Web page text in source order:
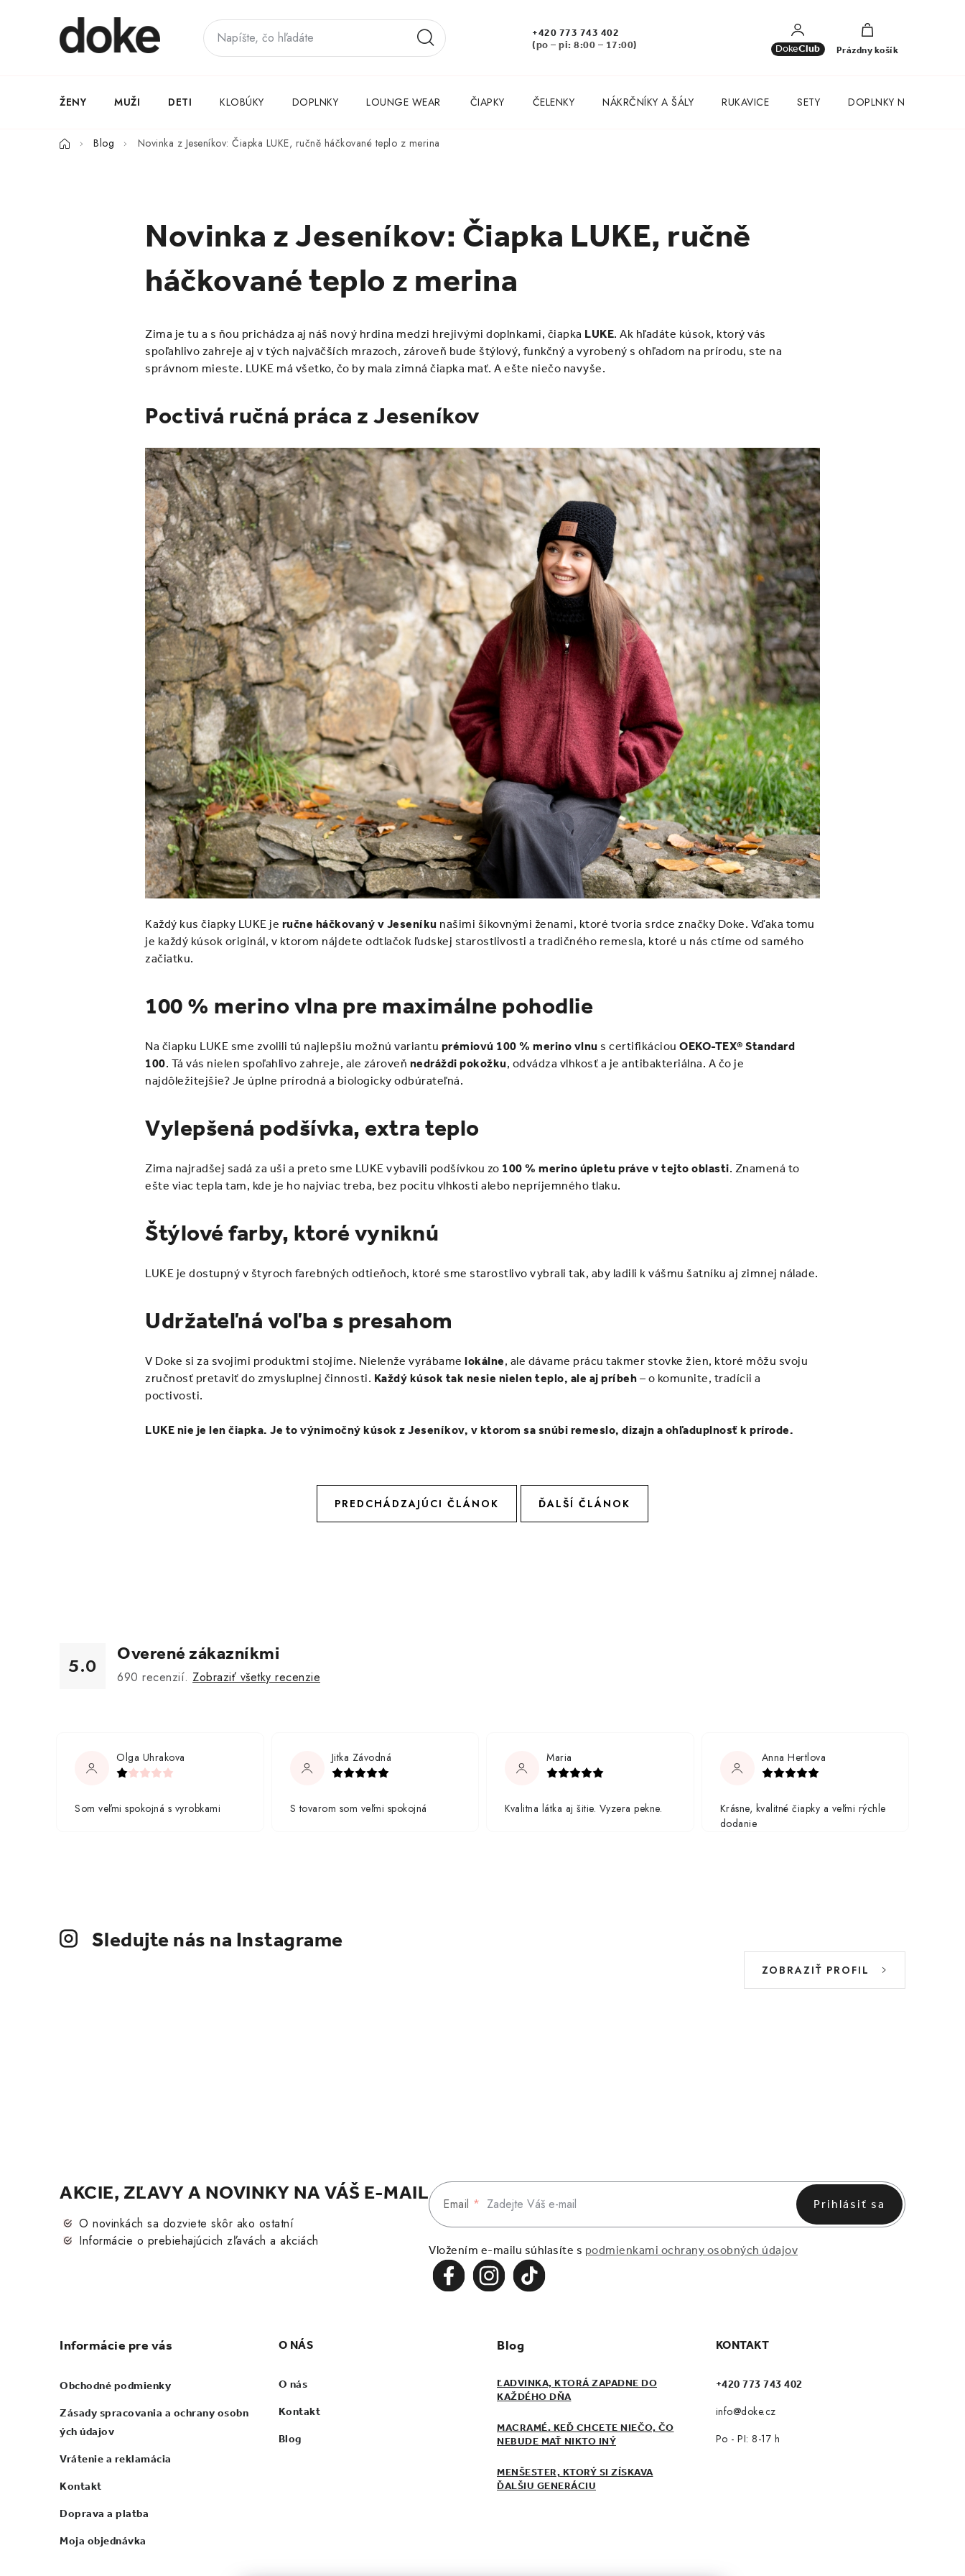
DokeClub
+420 773 743 402
(po – pi: 8:00 – 17:00)
NÁKUPNÝ
KOŠÍK
Prázdny košík
ŽENY MUŽI DETI KLOBÚKY DOPLNKY LOUNGE WEAR ČIAPKY ČELENKY NÁKRČNÍKY A ŠÁLY RUKAVICE SETY DOPLNKY NA KAŽDÝ
DomovBlog Novinka z Jeseníkov: Čiapka LUKE, ručně háčkované teplo z merina
Novinka z Jeseníkov: Čiapka LUKE, ručně
háčkované teplo z merina
Zima je tu a s ňou prichádza aj náš nový hrdina medzi hrejivými doplnkami, čiapka LUKE. Ak hľadáte kúsok, ktorý vás
spoľahlivo zahreje aj v tých najväčších mrazoch, zároveň bude štýlový, funkčný a vyrobený s ohľadom na prírodu, ste na
správnom mieste. LUKE má všetko, čo by mala zimná čiapka mať. A ešte niečo navyše.
Poctivá ručná práca z Jeseníkov
Každý kus čiapky LUKE je ručne háčkovaný v Jeseníku našimi šikovnými ženami, ktoré tvoria srdce značky Doke. Vďaka tomu
je každý kúsok originál, v ktorom nájdete odtlačok ľudskej starostlivosti a tradičného remesla, ktoré u nás ctíme od samého
začiatku.
100 % merino vlna pre maximálne pohodlie
Na čiapku LUKE sme zvolili tú najlepšiu možnú variantu prémiovú 100 % merino vlnu s certifikáciou OEKO-TEX® Standard
100. Tá vás nielen spoľahlivo zahreje, ale zároveň nedráždi pokožku, odvádza vlhkosť a je antibakteriálna. A čo je
najdôležitejšie? Je úplne prírodná a biologicky odbúrateľná.
Vylepšená podšívka, extra teplo
Zima najradšej sadá za uši a preto sme LUKE vybavili podšívkou zo 100 % merino úpletu práve v tejto oblasti. Znamená to
ešte viac tepla tam, kde je ho najviac treba, bez pocitu vlhkosti alebo nepríjemného tlaku.
Štýlové farby, ktoré vyniknú
LUKE je dostupný v štyroch farebných odtieňoch, ktoré sme starostlivo vybrali tak, aby ladili k vášmu šatníku aj zimnej nálade.
Udržateľná voľba s presahom
V Doke si za svojimi produktmi stojíme. Nielenže vyrábame lokálne, ale dávame prácu takmer stovke žien, ktoré môžu svoju
zručnosť pretaviť do zmysluplnej činnosti. Každý kúsok tak nesie nielen teplo, ale aj príbeh – o komunite, tradícii a
poctivosti.
LUKE nie je len čiapka. Je to výnimočný kúsok z Jeseníkov, v ktorom sa snúbi remeslo, dizajn a ohľaduplnosť k prírode.
PREDCHÁDZAJÚCI ČLÁNOK ĎALŠÍ ČLÁNOK
5.0 Overené zákazníkmi
690 recenzií. Zobraziť všetky recenzie
Olga Uhrakova
Som veľmi spokojná s vyrobkami
Jitka Závodná
S tovarom som veľmi spokojná
Maria
Kvalitna látka aj šitie. Vyzera pekne.
Anna Hertlova
Krásne, kvalitné čiapky a veľmi rýchle
dodanie
Sledujte nás na Instagrame
ZOBRAZIŤ PROFIL
AKCIE, ZĽAVY A NOVINKY NA VÁŠ E-MAIL
O novinkách sa dozviete skôr ako ostatní
Informácie o prebiehajúcich zľavách a akciách
Email
Vložením e-mailu súhlasíte s podmienkami ochrany osobných údajov
Prihlásiť sa
Informácie pre vás
Obchodné podmienky
Zásady spracovania a ochrany osobn
ých údajov
Vrátenie a reklamácia
Kontakt
Doprava a platba
Moja objednávka
O NÁS
O nás
Kontakt
Blog
Blog
ĽADVINKA, KTORÁ ZAPADNE DO
KAŽDÉHO DŇA
MACRAMÉ. KEĎ CHCETE NIEČO, ČO
NEBUDE MAŤ NIKTO INÝ
MENŠESTER, KTORÝ SI ZÍSKAVA
ĎALŠIU GENERÁCIU
KONTAKT
+420 773 743 402
info@doke.cz
Po - PI: 8-17 h